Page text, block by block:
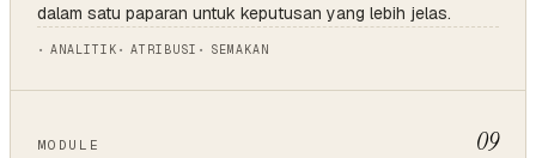
dalam satu paparan untuk keputusan yang lebih jelas.
ANALITIK ATRIBUSI SEMAKAN
MODULE 09